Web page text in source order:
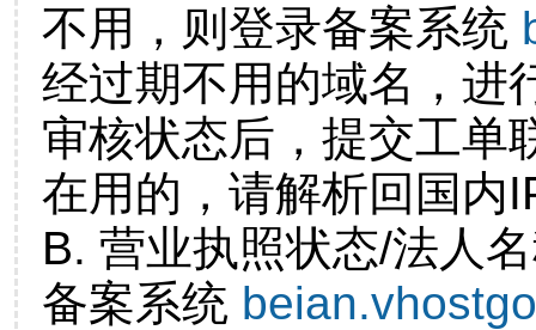
不用，则登录备案系统
经过期不用的域名，进
审核状态后，提交工单
在用的，请解析回国内
B. 营业执照状态/法人
备案系统